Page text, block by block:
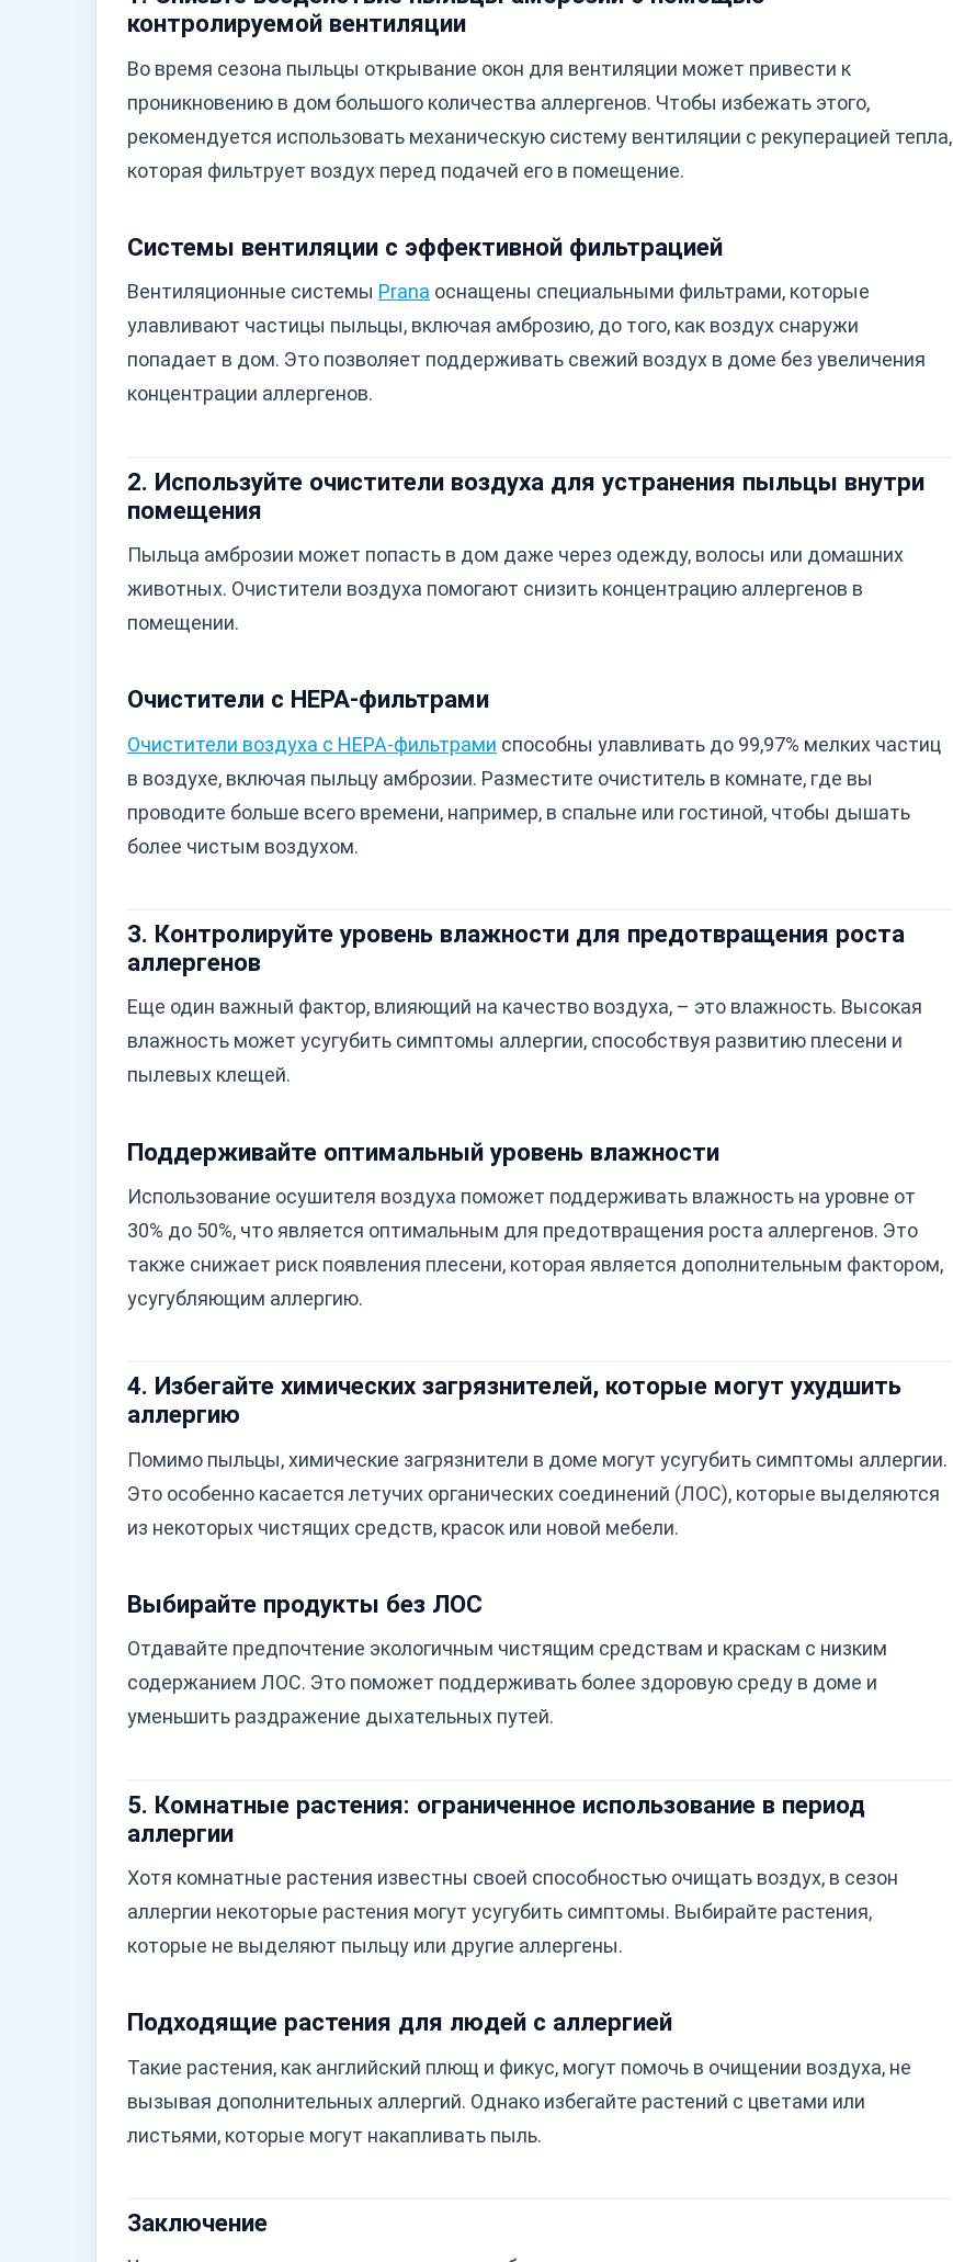
контролируемой вентиляции
Во время сезона пыльцы открывание окон для вентиляции может привести к
проникновению в дом большого количества аллергенов. Чтобы избежать этого,
рекомендуется использовать механическую систему вентиляции с рекуперацией тепла,
которая фильтрует воздух перед подачей его в помещение.
Системы вентиляции с эффективной фильтрацией
Вентиляционные системы Prana оснащены специальными фильтрами, которые
улавливают частицы пыльцы, включая амброзию, до того, как воздух снаружи
попадает в дом. Это позволяет поддерживать свежий воздух в доме без увеличения
концентрации аллергенов.
2. Используйте очистители воздуха для устранения пыльцы внутри
помещения
Пыльца амброзии может попасть в дом даже через одежду, волосы или домашних
животных. Очистители воздуха помогают снизить концентрацию аллергенов в
помещении.
Очистители с HEPA-фильтрами
Очистители воздуха с HEPA-фильтрами способны улавливать до 99,97% мелких частиц
в воздухе, включая пыльцу амброзии. Разместите очиститель в комнате, где вы
проводите больше всего времени, например, в спальне или гостиной, чтобы дышать
более чистым воздухом.
3. Контролируйте уровень влажности для предотвращения роста
аллергенов
Еще один важный фактор, влияющий на качество воздуха, – это влажность. Высокая
влажность может усугубить симптомы аллергии, способствуя развитию плесени и
пылевых клещей.
Поддерживайте оптимальный уровень влажности
Использование осушителя воздуха поможет поддерживать влажность на уровне от
30% до 50%, что является оптимальным для предотвращения роста аллергенов. Это
также снижает риск появления плесени, которая является дополнительным фактором,
усугубляющим аллергию.
4. Избегайте химических загрязнителей, которые могут ухудшить
аллергию
Помимо пыльцы, химические загрязнители в доме могут усугубить симптомы аллергии.
Это особенно касается летучих органических соединений (ЛОС), которые выделяются
из некоторых чистящих средств, красок или новой мебели.
Выбирайте продукты без ЛОС
Отдавайте предпочтение экологичным чистящим средствам и краскам с низким
содержанием ЛОС. Это поможет поддерживать более здоровую среду в доме и
уменьшить раздражение дыхательных путей.
5. Комнатные растения: ограниченное использование в период
аллергии
Хотя комнатные растения известны своей способностью очищать воздух, в сезон
аллергии некоторые растения могут усугубить симптомы. Выбирайте растения,
которые не выделяют пыльцу или другие аллергены.
Подходящие растения для людей с аллергией
Такие растения, как английский плющ и фикус, могут помочь в очищении воздуха, не
вызывая дополнительных аллергий. Однако избегайте растений с цветами или
листьями, которые могут накапливать пыль.
Заключение